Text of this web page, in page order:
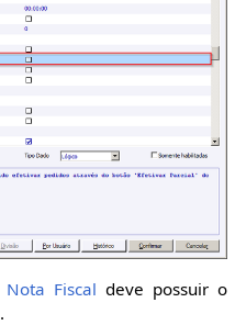
Nota Fiscal deve possuir o
.